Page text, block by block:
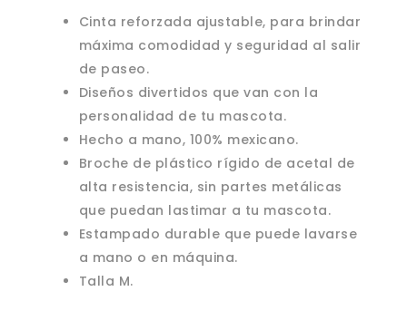
Cinta reforzada ajustable, para brindar
máxima comodidad y seguridad al salir
de paseo.
Diseños divertidos que van con la
personalidad de tu mascota.
Hecho a mano, 100% mexicano.
Broche de plástico rígido de acetal de
alta resistencia, sin partes metálicas
que puedan lastimar a tu mascota.
Estampado durable que puede lavarse
a mano o en máquina.
Talla M.